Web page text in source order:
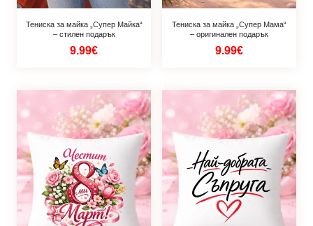
Тениска за майка „Супер Майка“
– стилен подарък
9.99€
Тениска за майка „Супер Мама“
– оригинален подарък
9.99€